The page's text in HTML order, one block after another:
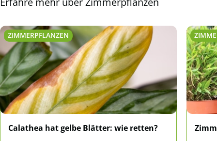
ZIMMERPFLANZEN
Calathea hat gelbe Blätter: wie retten?